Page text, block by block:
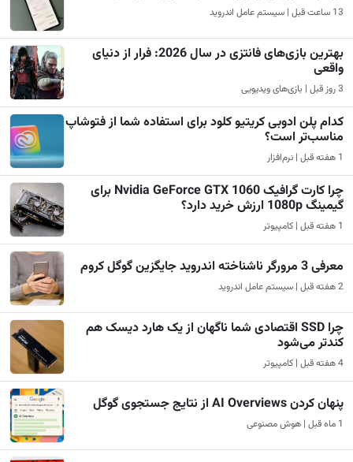
13 ساعت قبل | سیستم عامل اندروید
بهترین بازی‌های فانتزی در سال 2026: فرار از دنیای
واقعی
3 روز قبل | بازی‌های ویدیویی
کدام پلن ادوبی کریتیو کلود برای استفاده شما از فتوشاپ
مناسب‌تر است؟
1 هفته قبل | نرم‌افزار
چرا کارت گرافیک Nvidia GeForce GTX 1060 برای
گیمینگ 1080p ارزش خرید دارد؟
1 هفته قبل | کامپیوتر
معرفی 3 مرورگر ناشناخته اندروید جایگزین گوگل کروم
2 هفته قبل | سیستم عامل اندروید
چرا SSD اقتصادی شما ناگهان از یک هارد دیسک هم
کندتر می‌شود
4 هفته قبل | کامپیوتر
پنهان کردن AI Overviews از نتایج جستجوی گوگل
1 ماه قبل | هوش مصنوعی